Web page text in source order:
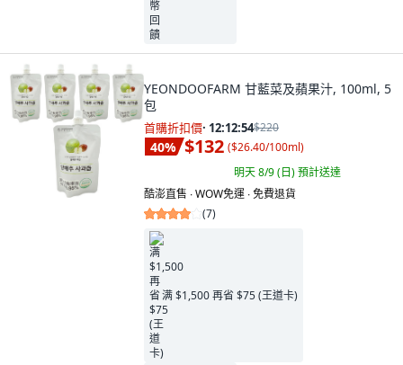
YEONDOOFARM 甘藍菜及蘋果汁, 100ml, 5
包
首購折扣價· 12:12:53$220
40% $132 ($26.40/100ml)
明天 8/9 (日)預計送達
酷澎直售 ∙ WOW免運 ∙ 免費退貨
(7)
满 $1,500 再省 $75 (王道卡)